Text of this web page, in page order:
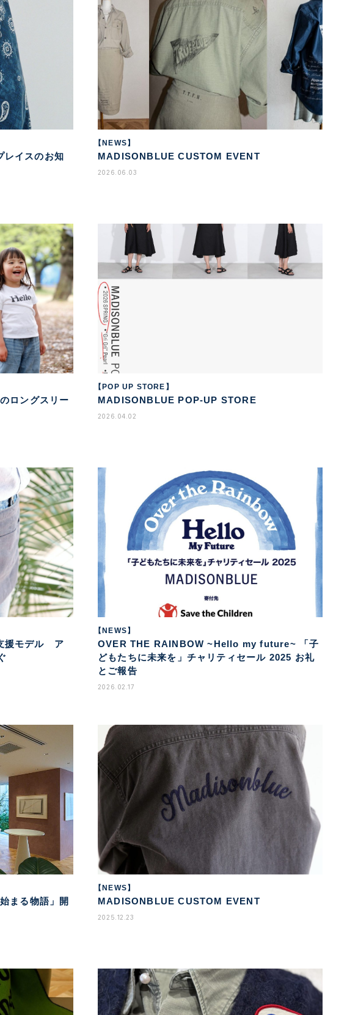
レイスのお知
【NEWS】
MADISONBLUE CUSTOM EVENT
2026.06.03
ロングスリー
【POP UP STORE】
MADISONBLUE POP-UP STORE
2026.04.02
援モデル ア
【NEWS】
OVER THE RAINBOW ~Hello my future~ 「子
どもたちに未来を」チャリティセール 2025 お礼
とご報告
2026.02.17
まる物語」開
【NEWS】
MADISONBLUE CUSTOM EVENT
2025.12.23